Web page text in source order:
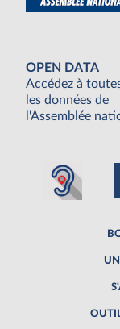
OPEN DATA
Accédez à
les données de
l'Assemblée